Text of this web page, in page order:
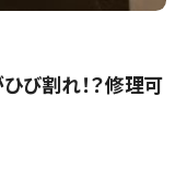
び割れ！？修理可